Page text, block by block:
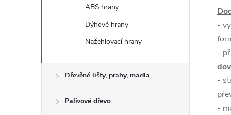
ABS hrany
Dýhové hrany
Nažehlovací hrany
Dřevěné lišty, prahy, madla
Palivové dřevo
-
-
-
-